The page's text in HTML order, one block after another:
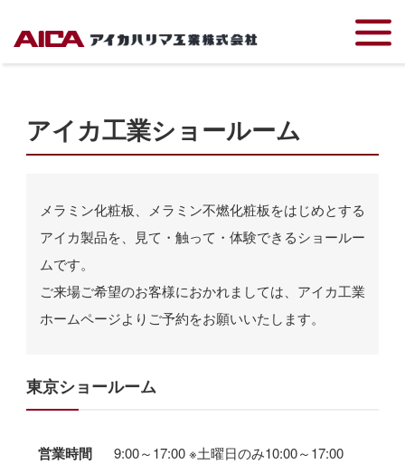
TOP アイカ工業ショールーム
アイカ工業ショールーム
メラミン化粧板、メラミン不燃化粧板をはじめとする
アイカ製品を、見て・触って・体験できるショールー
ムです。
ご来場ご希望のお客様におかれましては、アイカ工業
ホームページよりご予約をお願いいたします。
東京ショールーム
営業時間 9:00～17:00 ※土曜日のみ10:00～17:00